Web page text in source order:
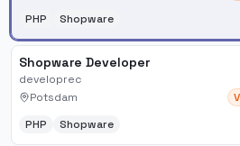
PHP Shopware
Shopware Developer
developrec
Potsdam
PHP Shopware